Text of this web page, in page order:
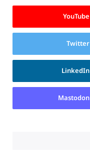
YouTube
Twitter
LinkedIn
Mastodon